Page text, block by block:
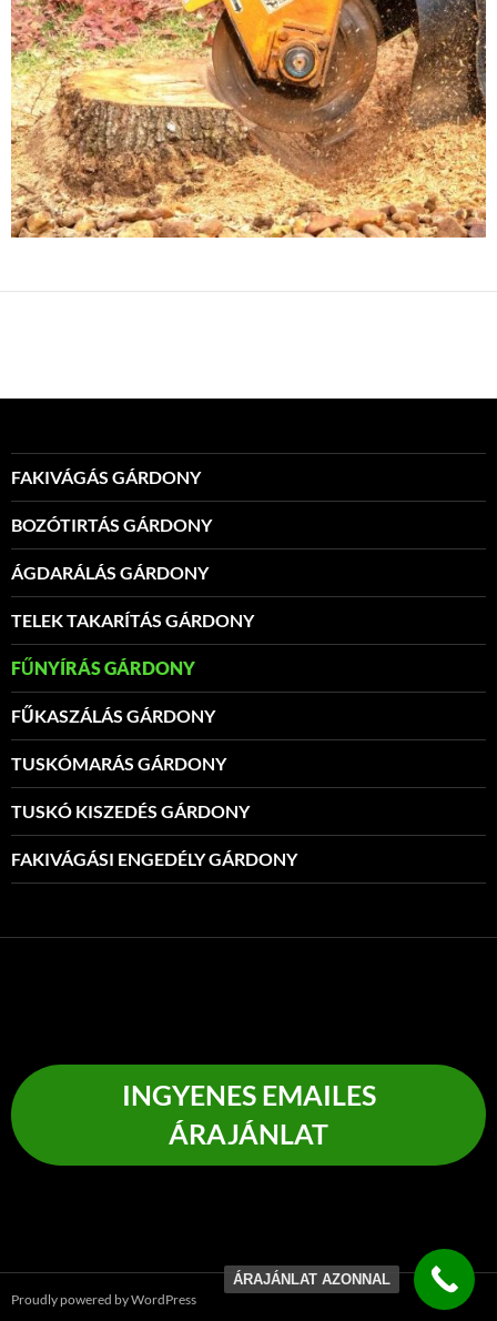
FAKIVÁGÁS GÁRDONY
BOZÓTIRTÁS GÁRDONY
ÁGDARÁLÁS GÁRDONY
TELEK TAKARÍTÁS GÁRDONY
FŰNYÍRÁS GÁRDONY
FŰKASZÁLÁS GÁRDONY
TUSKÓMARÁS GÁRDONY
TUSKÓ KISZEDÉS GÁRDONY
FAKIVÁGÁSI ENGEDÉLY GÁRDONY
INGYENES EMAILES
ÁRAJÁNLAT
Proudly powered by WordPress
ÁRAJÁNLAT AZONNAL